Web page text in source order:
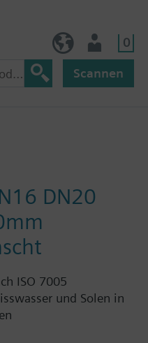
0
Scannen
DN20
ISO 7005
und Solen in